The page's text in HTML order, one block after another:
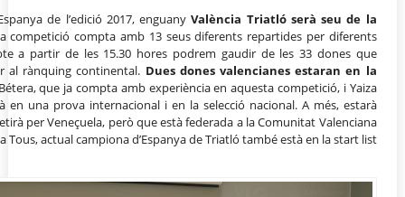
de l’edició 2017, enguanyValència Triatló serà seu de la
competició compta amb 13 seus diferents repartides per diferents
a partir de les 15.30 hores podrem gaudir de les 33 dones que
al rànquing continental. Dues dones valencianes estaran en la
que ja compta amb experiència en aquesta competició, i Yaiza
en una prova internacional i en la selecció nacional. A més, estarà
per Veneçuela, però que està federada a la Comunitat Valenciana
Tous, actual campiona d’Espanya de Triatló també està en la start list